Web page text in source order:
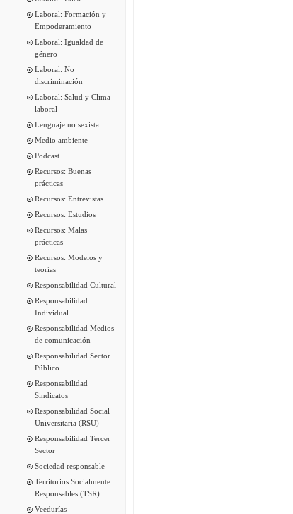
Laboral: Formación y
Empoderamiento
Laboral: Igualdad de
género
Laboral: No
discriminación
Laboral: Salud y Clima
laboral
Lenguaje no sexista
Medio ambiente
Podcast
Recursos: Buenas
prácticas
Recursos: Entrevistas
Recursos: Estudios
Recursos: Malas
prácticas
Recursos: Modelos y
teorías
Responsabilidad Cultural
Responsabilidad
Individual
Responsabilidad Medios
de comunicación
Responsabilidad Sector
Público
Responsabilidad
Sindicatos
Responsabilidad Social
Universitaria (RSU)
Responsabilidad Tercer
Sector
Sociedad responsable
Territorios Socialmente
Responsables (TSR)
Veedurías